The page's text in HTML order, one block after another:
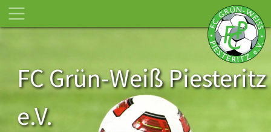
FC Grün-Weiß Piesteritz
e.V.